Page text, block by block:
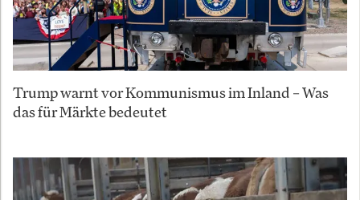
Trump warnt vor Kommunismus im Inland – Was
das für Märkte bedeutet